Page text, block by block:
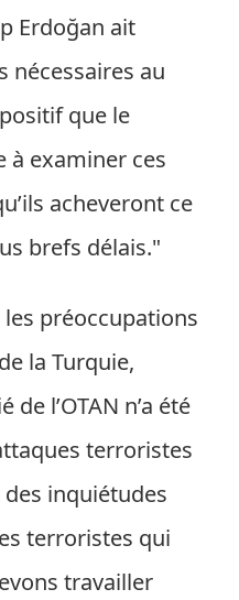
Erdoğan ait
nécessaires au
que le
à examiner ces
acheveront ce
brefs délais."
préoccupations
la Turquie,
l’OTAN n’a été
terroristes
inquiétudes
terroristes qui
travailler